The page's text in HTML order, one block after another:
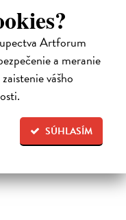
Artforum
a meranie
vášho
SÚHLASÍM
stránkami